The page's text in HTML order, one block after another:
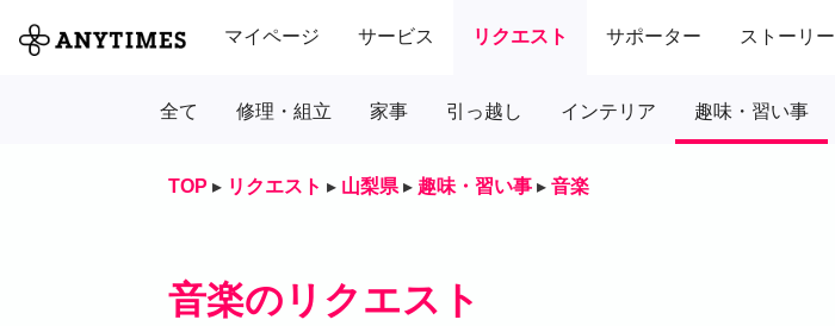
マイページ サービス リクエスト サポーター ストーリー
全て 修理・組立 家事 引っ越し インテリア 趣味・習い事
TOP ▸ リクエスト ▸ 山梨県 ▸ 趣味・習い事 ▸ 音楽
音楽のリクエスト